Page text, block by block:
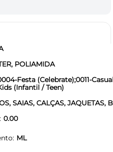
POLIAMIDA
Festa (Celebrate);0011-
(Infantil / Teen)
SAIAS, CALÇAS, JAQUETAS,
0.00
ML